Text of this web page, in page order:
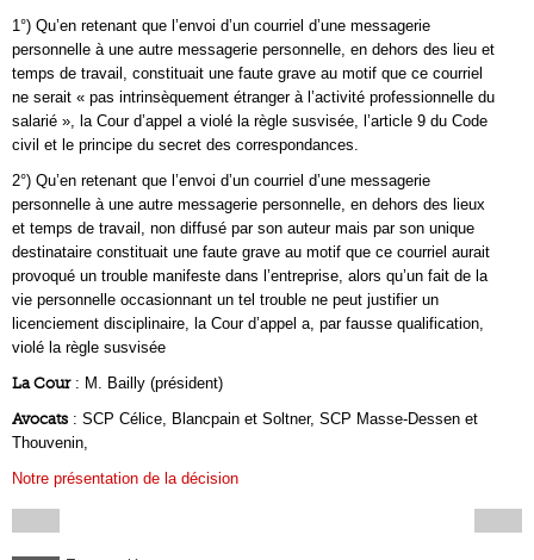
1°) Qu’en retenant que l’envoi d’un courriel d’une messagerie
personnelle à une autre messagerie personnelle, en dehors des lieu et
temps de travail, constituait une faute grave au motif que ce courriel
ne serait « pas intrinsèquement étranger à l’activité professionnelle du
salarié », la Cour d’appel a violé la règle susvisée, l’article 9 du Code
civil et le principe du secret des correspondances.
2°) Qu’en retenant que l’envoi d’un courriel d’une messagerie
personnelle à une autre messagerie personnelle, en dehors des lieux
et temps de travail, non diffusé par son auteur mais par son unique
destinataire constituait une faute grave au motif que ce courriel aurait
provoqué un trouble manifeste dans l’entreprise, alors qu’un fait de la
vie personnelle occasionnant un tel trouble ne peut justifier un
licenciement disciplinaire, la Cour d’appel a, par fausse qualification,
violé la règle susvisée
La Cour: M. Bailly (président)
Avocats : SCP Célice, Blancpain et Soltner, SCP Masse-Dessen et
Thouvenin,
Notre présentation de la décision